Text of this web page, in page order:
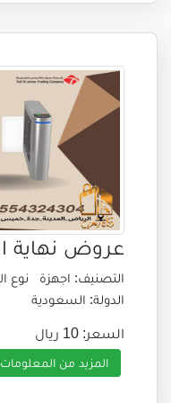
عروض نهاية
التصنيف: اجهزة
نوع
الدولة: السعودية
السعر: 10 ريال
المزيد من المعلومات